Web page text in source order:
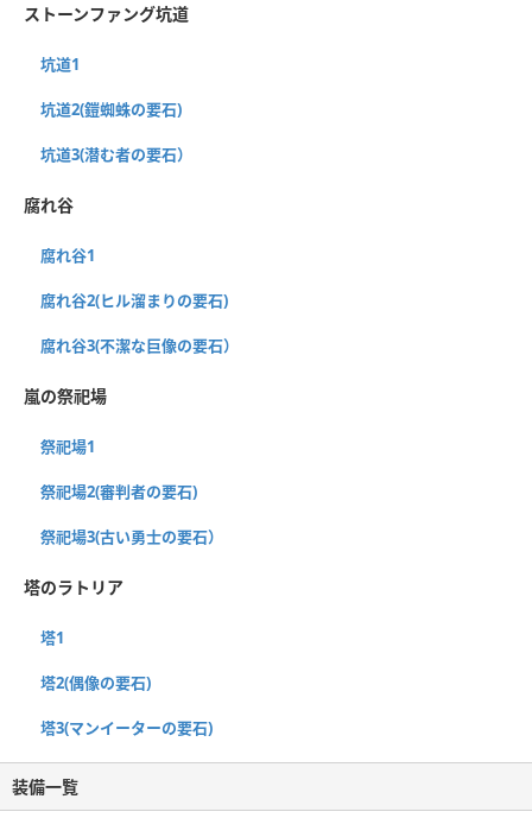
ストーンファング坑道
坑道1
坑道2(鎧蜘蛛の要石)
坑道3(潜む者の要石）
腐れ谷
腐れ谷1
腐れ谷2(ヒル溜まりの要石)
腐れ谷3(不潔な巨像の要石）
嵐の祭祀場
祭祀場1
祭祀場2(審判者の要石)
祭祀場3(古い勇士の要石）
塔のラトリア
塔1
塔2(偶像の要石)
塔3(マンイーターの要石)
装備一覧